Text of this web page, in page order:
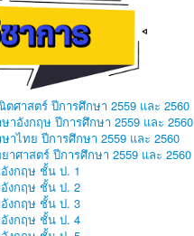
ศาสตร์ ปีการศึกษา 2559 และ 2560
าอังกฤษ ปีการศึกษา 2559 และ 2560
าไทย ปีการศึกษา 2559 และ 2560
าศาสตร์ ปีการศึกษา 2559 และ 2560
งกฤษ ชั้น ป. 1
งกฤษ ชั้น ป. 2
งกฤษ ชั้น ป. 3
งกฤษ ชั้น ป. 4